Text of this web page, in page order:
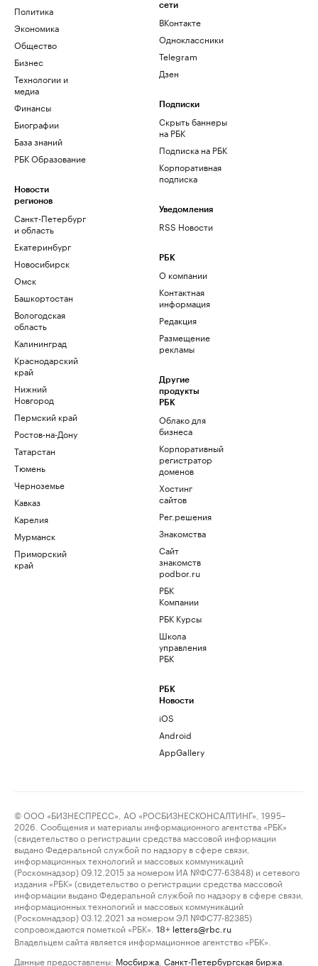
Политика
Экономика
Общество
Бизнес
Технологии и
медиа
Финансы
Биографии
База знаний
РБК Образование
Новости
регионов
Санкт-Петербург
и область
Екатеринбург
Новосибирск
Омск
Башкортостан
Вологодская
область
Калининград
Краснодарский
край
Нижний
Новгород
Пермский край
Ростов-на-Дону
Татарстан
Тюмень
Черноземье
Кавказ
Карелия
Мурманск
Приморский
край
сети
ВКонтакте
Одноклассники
Telegram
Дзен
Подписки
Скрыть баннеры
на РБК
Подписка на РБК
Корпоративная
подписка
Уведомления
RSS Новости
РБК
О компании
Контактная
информация
Редакция
Размещение
рекламы
Другие
продукты
РБК
Облако для
бизнеса
Корпоративный
регистратор
доменов
Хостинг
сайтов
Рег.решения
Знакомства
Сайт
знакомств
podbor.ru
РБК
Компании
РБК Курсы
Школа
управления
РБК
РБК
Новости
iOS
Android
AppGallery
© ООО «БИЗНЕСПРЕСС», АО «РОСБИЗНЕСКОНСАЛТИНГ», 1995–
2026. Сообщения и материалы информационного агентства «РБК»
(свидетельство о регистрации средства массовой информации
выдано Федеральной службой по надзору в сфере связи,
информационных технологий и массовых коммуникаций
(Роскомнадзор) 09.12.2015 за номером ИА №ФС77-63848) и сетевого
издания «РБК» (свидетельство о регистрации средства массовой
информации выдано Федеральной службой по надзору в сфере связи,
информационных технологий и массовых коммуникаций
(Роскомнадзор) 03.12.2021 за номером ЭЛ №ФС77-82385)
сопровождаются пометкой «РБК».
18+ letters@rbc.ru
Владельцем сайта является информационное агентство «РБК».
Данные предоставлены: Мосбиржа Санкт-Петербургская биржа